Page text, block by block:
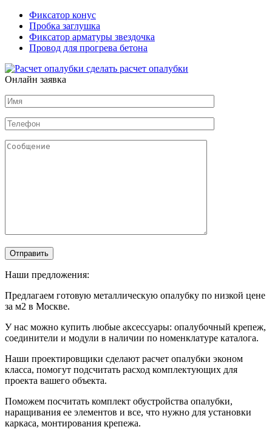
Фиксатор конус
Пробка заглушка
Фиксатор арматуры звездочка
Провод для прогрева бетона
сделать расчет опалубки
Онлайн заявка
Наши предложения:
Предлагаем готовую металлическую опалубку по низкой цене
за м2 в Москве.
У нас можно купить любые аксессуары: опалубочный крепеж,
соединители и модули в наличии по номенклатуре каталога.
Наши проектировщики сделают расчет опалубки эконом
класса, помогут подсчитать расход комплектующих для
проекта вашего объекта.
Поможем посчитать комплект обустройства опалубки,
наращивания ее элементов и все, что нужно для установки
каркаса, монтирования крепежа.